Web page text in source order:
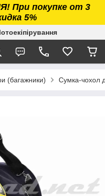
При покупке от 3
5%
(багажники) Сумка-чохол